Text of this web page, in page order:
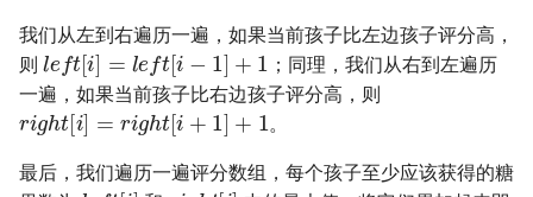
27. 二叉树的镜像
28. 对称的二叉树
29. 顺时针打印矩阵
22. 链表中环的入口节点
23. 两个链表的第一个重合节
点
24. 反转链表
4.2. 最小高度树
4.3. 特定深度节点链表
4.4. 检查平衡性
我们从左到右遍历一遍，如果当前孩子比左边孩子评分高，
则
left[i]=left[i−1 ]+1
；同理，我们从右到左遍历
一遍，如果当前孩子比右边孩子评分高，则
ight[i]=right[ +1]+1
。
最后，我们遍历一遍评分数组，每个孩子至少应该获得的糖
left[i] right[i]